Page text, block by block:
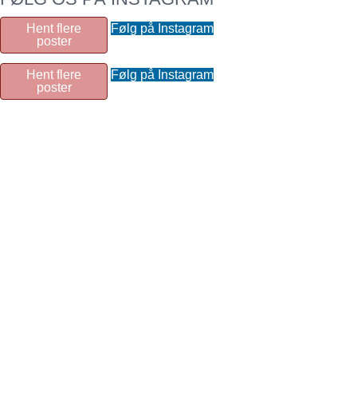
Hent flere
poster
Følg på Instagram
Hent flere
poster
Følg på Instagram